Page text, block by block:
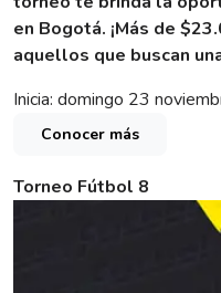
en Bogotá. ¡Más de
aquellos que buscan
Inicia: domingo 23
Conocer más
Torneo Fútbol 8